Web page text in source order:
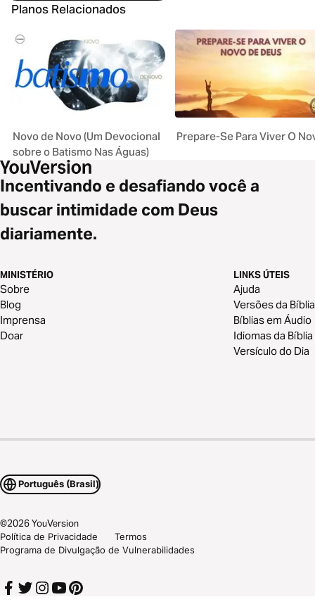
Planos Relacionados
Novo de Novo (Um Devocional
sobre o Batismo Nas Águas)
Prepare-Se Para Viver O
Incentivando e desafiando você a
buscar intimidade com Deus
diariamente.
MINISTÉRIO
Sobre
Blog
Imprensa
Doar
LINKS ÚTEIS
Ajuda
Versões da Bíblia
Bíblias em Áudio
Idiomas da Bíblia
Versículo do Dia
Português (Brasil)
©2026YouVersion
Política de Privacidade
Termos
Programa de Divulgação de Vulnerabilidades